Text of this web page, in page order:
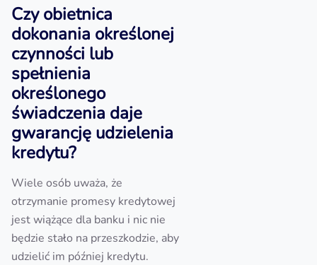
Czy obietnica
dokonania określonej
czynności lub
spełnienia
określonego
świadczenia daje
gwarancję udzielenia
kredytu?
Wiele osób uważa, że
otrzymanie promesy kredytowej
jest wiążące dla banku i nic nie
będzie stało na przeszkodzie, aby
udzielić im później kredytu.